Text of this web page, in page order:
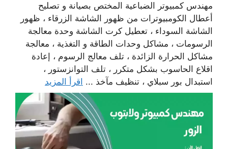
مهندس كمبيوتر الضباعية المختص بصيانة و تصليح
أعطال الكومبيوترات من ظهور الشاشة الزرقاء ، ظهور
الشاشة السوداء ، تعطيل كرت الشاشة وحدة معالجة
الرسومات ، مشاكل وحدات الطاقة و التغذية ، معالجة
مشاكل الحرارة الزائدة ، تلف معالج الرسوم ، إعادة
اقلاع الحاسوب بشكل متكرر ، تلف التوانزستور ،
استبدال بور سبلاي ، تنظيف مآخذ ... اقرأ المزيد